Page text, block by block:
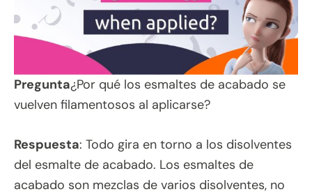
Pregunta¿Por qué los esmaltes de acabado se
vuelven filamentosos al aplicarse?
Respuesta: Todo gira en torno a los disolventes
del esmalte de acabado. Los esmaltes de
acabado son mezclas de varios disolventes, no